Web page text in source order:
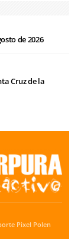
de 2026
Cruz de la
Pixel Polen